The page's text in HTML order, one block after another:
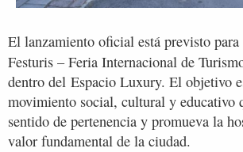
El lanzamiento oficial está previsto
Festuris – Feria Internacional de
dentro del Espacio Luxury. El objetivo
movimiento social, cultural y educativo
sentido de pertenencia y promueva la
valor fundamental de la ciudad.